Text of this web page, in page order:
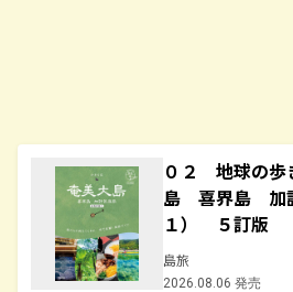
０２ 地球の
島 喜界島 加
１） ５訂版
島旅
2026.08.06 発売